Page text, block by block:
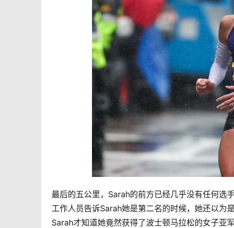
最后的五公里，Sarah的前方已经几乎没有任何
工作人员告诉Sarah她是第二名的时候，她还以为
Sarah才知道她竟然获得了波士顿马拉松的女子亚军